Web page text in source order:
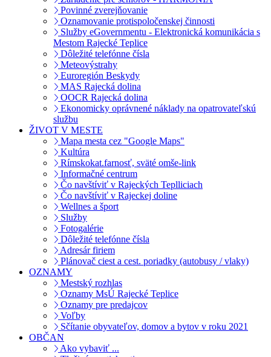
Povinné zverejňovanie
Oznamovanie protispoločenskej činnosti
Služby eGovernmentu - Elektronická komunikácia s
Mestom Rajecké Teplice
Dôležité telefónne čísla
Meteovýstrahy
Euroregión Beskydy
MAS Rajecká dolina
OOCR Rajecká dolina
Ekonomicky oprávnené náklady na opatrovateľskú
službu
ŽIVOT V MESTE
Mapa mesta cez "Google Maps"
Kultúra
Rímskokat.farnosť, sväté omše-link
Informačné centrum
Čo navštíviť v Rajeckých Teplliciach
Čo navštíviť v Rajeckej doline
Wellnes a šport
Služby
Fotogalérie
Dôležité telefónne čísla
Adresár firiem
Plánovač ciest a cest. poriadky (autobusy / vlaky)
OZNAMY
Mestský rozhlas
Oznamy MsÚ Rajecké Teplice
Oznamy pre predajcov
Voľby
Sčítanie obyvateľov, domov a bytov v roku 2021
OBČAN
Ako vybaviť ...